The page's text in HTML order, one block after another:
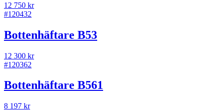
12 750 kr
#120432
Bottenhäftare B53
12 300 kr
#120362
Bottenhäftare B561
8 197 kr